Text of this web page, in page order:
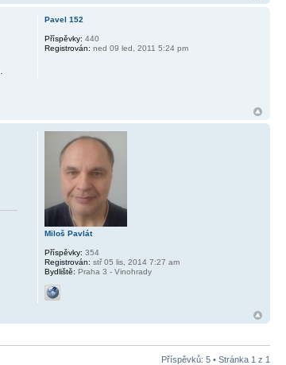
Pavel 152
Příspěvky: 440
Registrován: ned 09 led, 2011 5:24 pm
Miloš Pavlát
Příspěvky: 354
Registrován: stř 05 lis, 2014 7:27 am
Bydliště: Praha 3 - Vinohrady
Příspěvků: 5 • Stránka 1 z 1